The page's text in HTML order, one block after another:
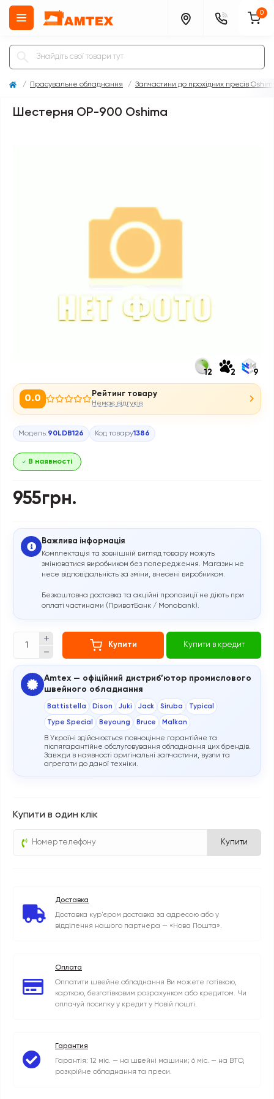
0
Прасувальне обладнання Запчастини до прохідних пресів
Шестерня ОР-900 Oshima
12 2 9
0.0 Рейтинг товару
Немає відгуків
Модель:90LDB126 Код товару1386
В наявності
955грн.
Важлива інформація
Комплектація та зовнішній вигляд товару можуть
змінюватися виробником без попередження. Магазин не
несе відповідальність за зміни, внесені виробником.
Безкоштовна доставка та акційні пропозиції не діють при
оплаті частинами (ПриватБанк / Monobank).
Купити Купити в кредит
Amtex — офіційний дистриб’ютор промислового
швейного обладнання
Battistella Dison Juki Jack Siruba Typical
Type Special Beyoung Bruce Malkan
В Україні здійснюється повноцінне гарантійне та
післягарантійне обслуговування обладнання цих брендів.
Завжди в наявності оригінальні запчастини, вузли та
агрегати до даної техніки.
Купити в один клік
Купити
Доставка
Доставка кур'єром доставка за адресою або у
відділення нашого партнера — «Нова Пошта».
Оплата
Оплатити швейне обладнання Ви можете готівкою,
карткою, безготівковим розрахунком або кредитом. Чи
оплачуй посилку у кредит у Новій пошті.
Гарантия
Гарантія: 12 міс. — на швейні машини; 6 міс. — на ВТО,
розкрійне обладнання та преси.